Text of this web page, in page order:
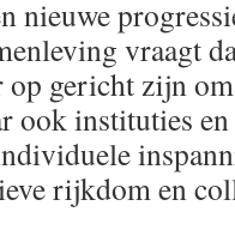
nieuwe
vraagt
op gericht zijn
ook instituties
rijkdom en